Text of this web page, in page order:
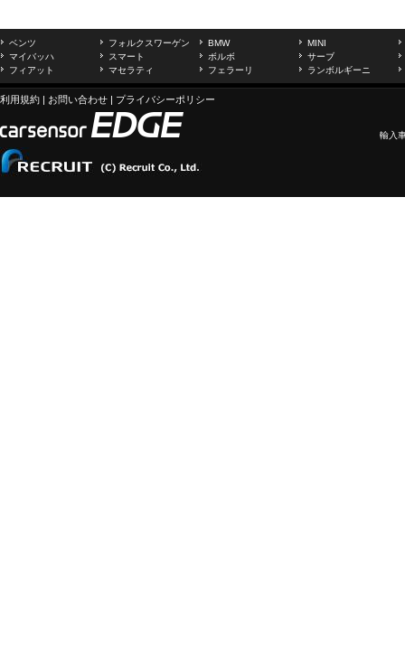
ベンツ フォルクスワーゲン BMW
MINI
マイバッハ
スマート ボルボ
サーブ
フィアット
マセラティ フェラーリ ランボルギーニ
利用規約 | お問い合わせ | プライバシーポリシー
輸入